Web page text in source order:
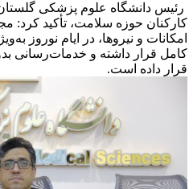
دانشگاه علوم پزشکی گلستان
حوزه سلامت، تأکید کرد:
و نیروها، در ایام نوروز
قرار داشته و خدمات‌رسانی
داده است.